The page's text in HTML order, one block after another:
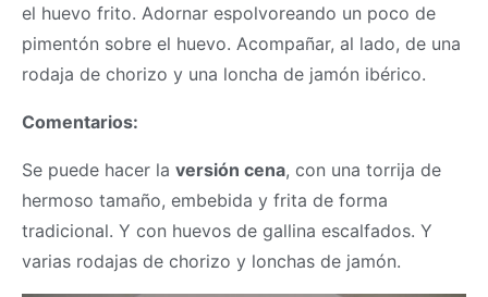
el huevo frito. Adornar espolvoreando un poco de
pimentón sobre el huevo. Acompañar, al lado, de una
rodaja de chorizo y una loncha de jamón ibérico.
Comentarios:
Se puede hacer la versión cena, con una torrija de
hermoso tamaño, embebida y frita de forma
tradicional. Y con huevos de gallina escalfados. Y
varias rodajas de chorizo y lonchas de jamón.